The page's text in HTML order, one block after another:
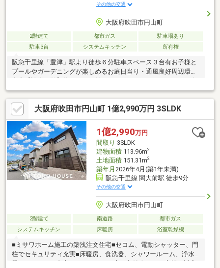
その他の交通
大阪府吹田市円山町
2階建て 都市ガス
駐車場あり
駐車3台
システムキッチン 所有権
阪急千里線「豊津」駅より徒歩６分駐車スペース３台有お子様と
プールやガーデニングが楽しめるお庭日当り・通風良好周辺環境
器洗浄乾燥機付浴室とは別にシャワースペース有温水洗浄便座ト
イレ２か所有納戸・ＷＩＣ・グルニエで収納量◎【周辺環境】ラ
イフ豊津店 徒歩９分ローソン吹田円山町店 徒歩３分スギ薬局
豊津店 徒歩７分吹田市立第一中学校 徒歩１２分吹田市立千里
第三小学校 徒歩１７分吹田市立垂水保育園 徒歩４分垂水上池
公園 徒歩２分吹田市立片山市民プール 徒歩１４分
大阪府吹田市円山町 1億2,990万円 3SLDK
1億2,990万円
間取り 3SLDK
建物面積113.96m2
土地面積151.31m2
築年月 2026年4月(築1年未満)
阪急千里線 関大前駅 徒歩9分
その他の交通
大阪府吹田市円山町
2階建て 南道路
都市ガス
システムキッチン
床暖房 浴室乾燥機
■ミサワホーム施工の築浅注文住宅■セコム、電動シャッター、門
柱でセキュリティ充実■床暖房、食洗器、シャワールーム、浄水
器■WIC、SIC、書斎、パントリー、床下収納全てのお客様へ誠実